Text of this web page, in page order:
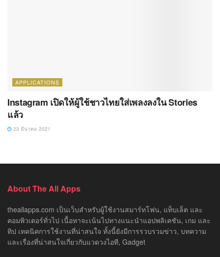
APPLICATIONS
Instagram เปิดให้ผู้ใช้ชาวไทยใส่เพลงลงใน Stories
แล้ว
23 มีนาคม 2021
About The All Apps
theallapps.com เป็นเว็บสำหรับผู้ใช้งานสมาร์ทโฟน, แท็บเล็ต และ
คอมพิวเตอร์ทั่วไป เนื้อหาจะเน้นไปทางแนะนำแอปพลิเคชัน, เกม และ
ทิป เทคนิคการใช้งานที่น่าสนใจ ทั้งนี้ยังมีการรวบรวมข่าว, บทความ
และเรื่องที่น่าสนใจเกี่ยวกับแวดวงไอที, Gadget